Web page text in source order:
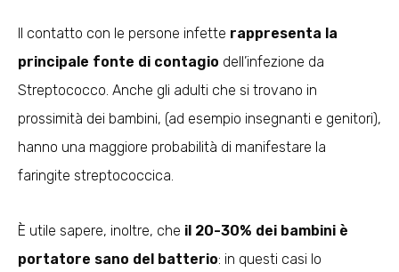
Il contatto con le persone infette rappresenta la
principale fonte di contagio dell’infezione da
Streptococco. Anche gli adulti che si trovano in
prossimità dei bambini, (ad esempio insegnanti e genitori),
hanno una maggiore probabilità di manifestare la
faringite streptococcica.
È utile sapere, inoltre, che il 20-30% dei bambini è
portatore sano del batterio: in questi casi lo